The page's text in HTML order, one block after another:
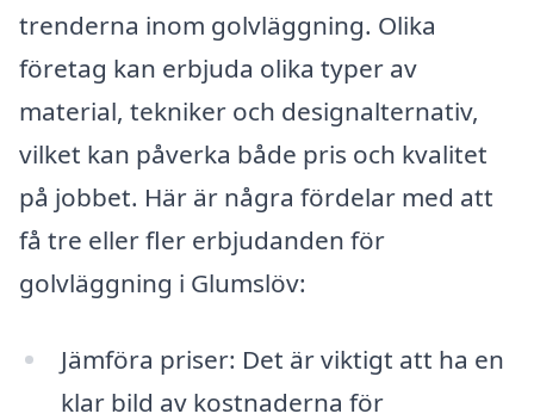
trenderna inom golvläggning. Olika
företag kan erbjuda olika typer av
material, tekniker och designalternativ,
vilket kan påverka både pris och kvalitet
på jobbet. Här är några fördelar med att
få tre eller fler erbjudanden för
golvläggning i Glumslöv:
Jämföra priser: Det är viktigt att ha en
klar bild av kostnaderna för